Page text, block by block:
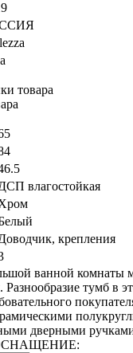
товара
влагостойкая
крепления
ванной комнаты
тумб в
дверными